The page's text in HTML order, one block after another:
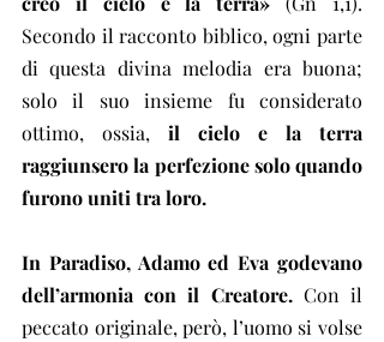
Secondo il racconto biblico, ogni parte
di questa divina melodia era buona;
solo il suo insieme fu considerato
ottimo, ossia, il cielo e la terra
raggiunsero la perfezione solo quando
furono uniti tra loro.
In Paradiso, Adamo ed Eva godevano
dell’armonia con il Creatore. Con il
peccato originale, però, l’uomo si volse